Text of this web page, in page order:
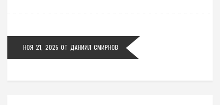
НОЯ 21, 2025 ОТ ДАНИИЛ СМИРНОВ